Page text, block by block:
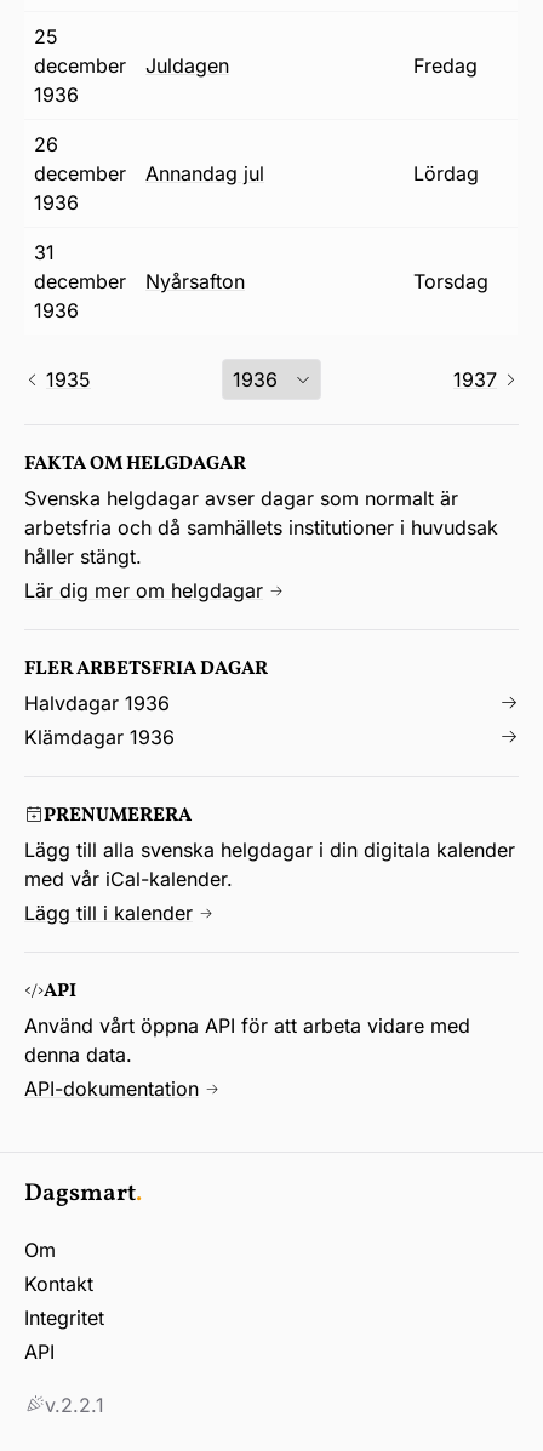
25
december
1936
juldagen fredag
26
december
1936
annandag jul lördag
31
december
1936
nyårsafton torsdag
1935 1937
FAKTA OM HELGDAGAR
Svenska helgdagar avser dagar som normalt är
arbetsfria och då samhällets institutioner i huvudsak
håller stängt.
Lär dig mer om helgdagar
FLER ARBETSFRIA DAGAR
Halvdagar 1936
Klämdagar 1936
PRENUMERERA
Lägg till alla svenska helgdagar i din digitala kalender
med vår iCal-kalender.
Lägg till i kalender
API
Använd vårt öppna API för att arbeta vidare med
denna data.
API-dokumentation
Dagsmart.
Om
Kontakt
Integritet
API
v.2.2.1